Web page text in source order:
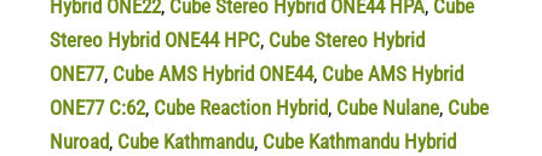
Hybrid ONE22, Cube Stereo Hybrid ONE44 HPA, Cube
Stereo Hybrid ONE44 HPC, Cube Stereo Hybrid
ONE77, Cube AMS Hybrid ONE44, Cube AMS Hybrid
ONE77 C:62, Cube Reaction Hybrid, Cube Nulane, Cube
Nuroad, Cube Kathmandu, Cube Kathmandu Hybrid